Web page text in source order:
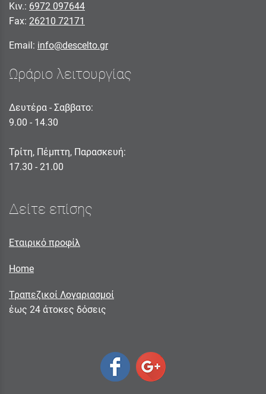
Κιν.: 6972 097644
Fax: 26210 72171
Email: info@descelto.gr
Ωράριο λειτουργίας
Δευτέρα - Σαββατο:
9.00 - 14.30
Τρίτη, Πέμπτη, Παρασκευή:
17.30 - 21.00
Δείτε επίσης
Εταιρικό προφίλ
Home
Τραπεζικοί Λογαριασμοί
έως 24 άτοκες δόσεις